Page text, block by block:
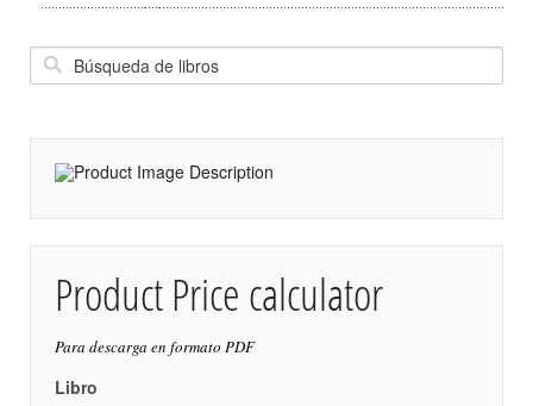
Product Price calculator
Para descarga en formato PDF
Libro